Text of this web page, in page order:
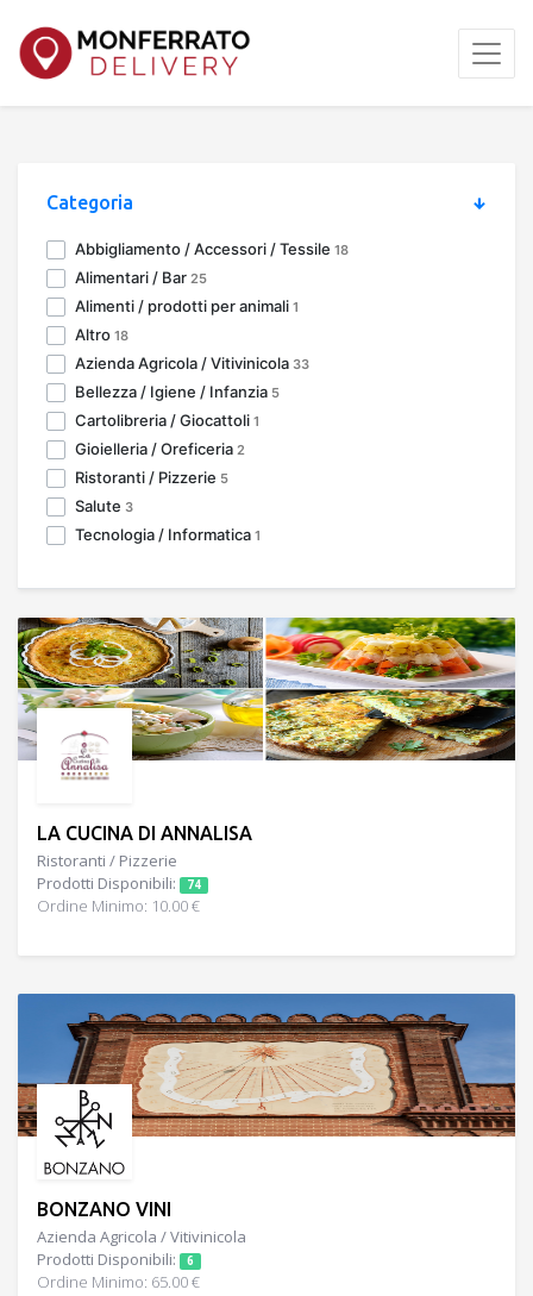
Categoria
Abbigliamento / Accessori / Tessile 18
Alimentari / Bar 25
Alimenti / prodotti per animali 1
Altro 18
Azienda Agricola / Vitivinicola 33
Bellezza / Igiene / Infanzia 5
Cartolibreria / Giocattoli 1
Gioielleria / Oreficeria 2
Ristoranti / Pizzerie 5
Salute 3
Tecnologia / Informatica 1
LA CUCINA DI ANNALISA
Ristoranti / Pizzerie
Prodotti Disponibili:
74
Ordine Minimo: 10.00 €
BONZANO VINI
Azienda Agricola / Vitivinicola
Prodotti Disponibili:
6
Ordine Minimo: 65.00 €